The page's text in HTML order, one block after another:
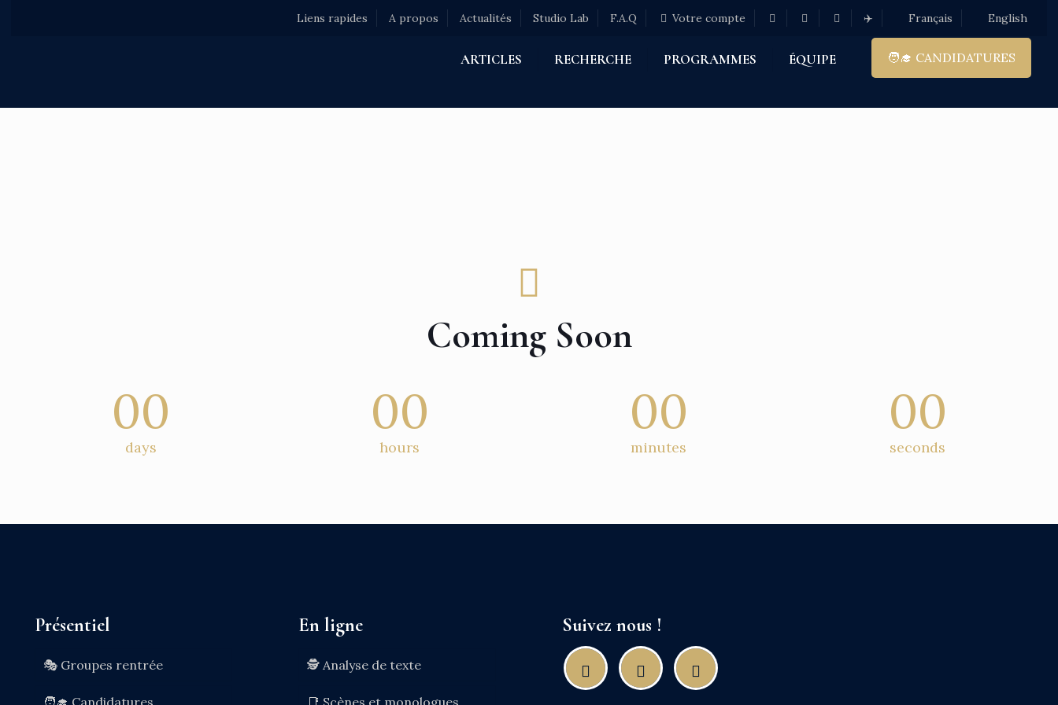
Liens rapides A propos Actualités Studio Lab F.A.Q Votre compte ✈️ Français English
ARTICLES RECHERCHE PROGRAMMES ÉQUIPE 🧑‍🎓 CANDIDATURES
Coming Soon
00
days
00
hours
00
minutes
00
seconds
Présentiel
🎭 Groupes rentrée
🧑‍🎓 Candidatures
En ligne
🕵️ Analyse de texte
📑 Scènes et monologues
Suivez nous !